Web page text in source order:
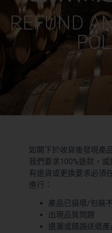
0.00
REFUND
如閣下於收貨後發現產
我們要求100%退款，
有退貨或更換要求必須
進行：
產品已損壞/包裝
出現品質問題
遺漏或錯誤送遞產